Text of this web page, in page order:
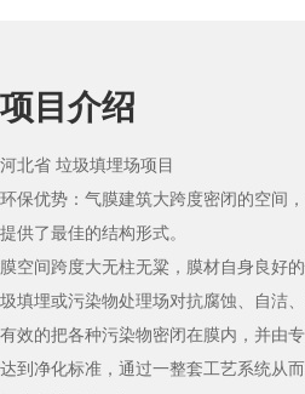
项目介绍
河北省 垃圾填埋场项目
环保优势：气膜建筑大跨度密闭的空间
提供了最佳的结构形式。
膜空间跨度大无柱无粱，膜材自身良好
圾填埋或污染物处理场对抗腐蚀、自洁
有效的把各种污染物密闭在膜内，并由
达到净化标准，通过一整套工艺系统从